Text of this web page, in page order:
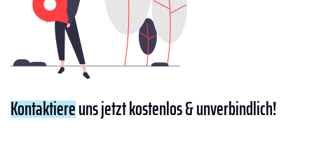
Kontaktiereuns jetzt kostenlos & unverbindlich!